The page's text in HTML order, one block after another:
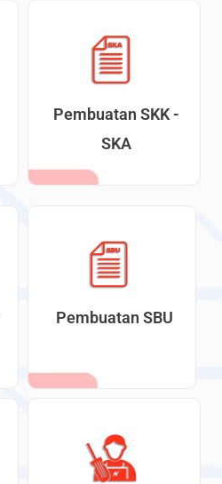
Pembuatan SKK -
SKA
Pembuatan SBU